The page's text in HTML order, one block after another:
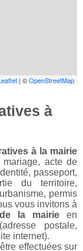
| ©OpenStreetMap
à
à la mairie
acte de
passeport,
du territoire,
permis
vous invitons à
la mairie en
postale,
internet).
effectuées sur